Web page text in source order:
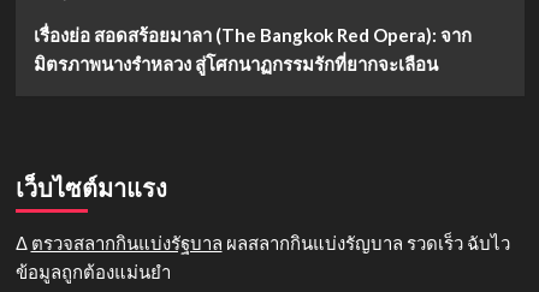
เรื่องย่อ สอดสร้อยมาลา (The Bangkok Red Opera): จาก
มิตรภาพนางรำหลวง สู่โศกนาฏกรรมรักที่ยากจะเลือน
เว็บไซต์มาแรง
Δ ตรวจสลากกินแบ่งรัฐบาล ผลสลากกินแบ่งรัญบาล รวดเร็ว ฉับไว
ข้อมูลถูกต้องแม่นยำ